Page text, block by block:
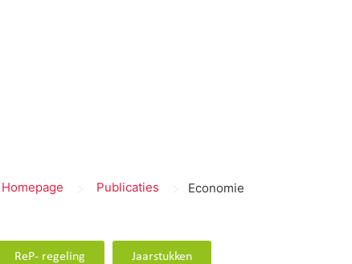
Homepage > Publicaties > Economie
ReP- regeling Jaarstukken